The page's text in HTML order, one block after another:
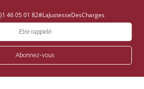
46 05 01 82#LaJustesseDesCharges
Etre rappelé
Abonnez-vous